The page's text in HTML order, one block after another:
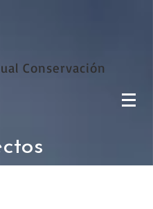
Conservación